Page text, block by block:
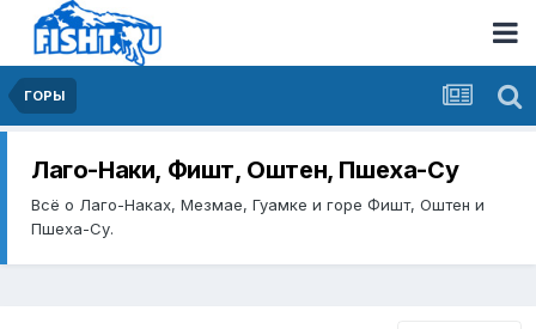
ГОРЫ
Лаго-Наки, Фишт, Оштен, Пшеха-Су
Всё о Лаго-Наках, Мезмае, Гуамке и горе Фишт, Оштен и
Пшеха-Су.